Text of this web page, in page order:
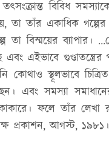
তৎসংক্রান্ত বিবিধ
তা তাঁর একাধিক
বিস্ময়ের ব্যাপার।
এবং এইভাবে
কোথাও স্থূলভাবে
এবং সমস্যা
ফলে তাঁর লেখা
প্রকাশন, আগস্ট, ১৯৮১।